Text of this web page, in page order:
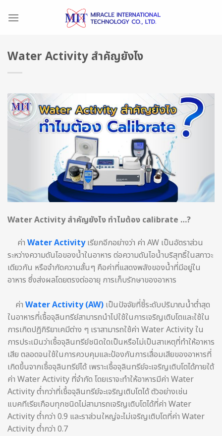
Water Activity สำคัญยังไง
Water Activity สำคัญยังไง ทำไมต้อง calibrate …?
ค่า Water Activityเรียกอีกอย่างว่า ค่า AW เป็นอัตราส่วน
ระหว่างความดันไอของน้ำในอาหาร ต่อความดันไอน้ำบริสุทธิ์ในสภาวะ
เดียวกัน หรือจำกัดความสั้นๆ คือค่าที่แสดงพลังของน้ำที่มีอยู่ใน
อาหาร ซึ่งส่งผลโดยตรงต่ออายุ การเก็บรักษาของอาหาร
ค่า Water Activity (AW) เป็นปัจจัยที่ชี้ระดับปริมาณน้ำต่ำสุด
ในอาหารที่เชื้อจุลินทรีย์สามารถนำไปใช้ในการเจริญเติบโตและใช้ใน
การเกิดปฏิกิริยาเคมีต่าง ๆ เราสามารถใช้ค่า Water Activity ใน
การประเมินว่าเชื้อจุลินทรีย์ชนิดใดเป็นหรือไม่เป็นสาเหตุที่ทำให้อาหาร
เสีย ตลอดจนใช้ในการควบคุมและป้องกันการเสื่อมเสียของอาหารที่
เกิดขึ้นจากเชื้อจุลินทรีย์ได้ เพราะเชื้อจุลินทรีย์จะเจริญเติบโตได้ภายใต้
ค่า Water Activity ที่จำกัด โดยเราจะทำให้อาหารมีค่า Water
Activity ต่ำกว่าที่เชื้อจุลินทรีย์จะเจริญเติบโตได้ ตัวอย่างเช่น
แบคทีเรียเกือบทุกชนิดไม่สามารถเจริญเติบโตได้ที่ค่า Water
Activity ต่ำกว่า 0.9 และราส่วนใหญ่จะไม่เจริญเติบโตที่ค่า Water
Activity ต่ำกว่า 0.7